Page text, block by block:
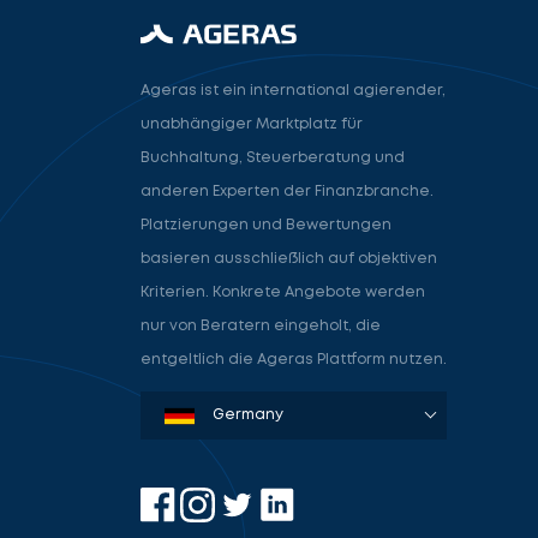
Ageras ist ein international agierender,
unabhängiger Marktplatz für
Buchhaltung, Steuerberatung und
anderen Experten der Finanzbranche.
Platzierungen und Bewertungen
basieren ausschließlich auf objektiven
Kriterien. Konkrete Angebote werden
nur von Beratern eingeholt, die
entgeltlich die Ageras Plattform nutzen.
Denmark
Sweden
Norway
Netherlands
Germany
USA